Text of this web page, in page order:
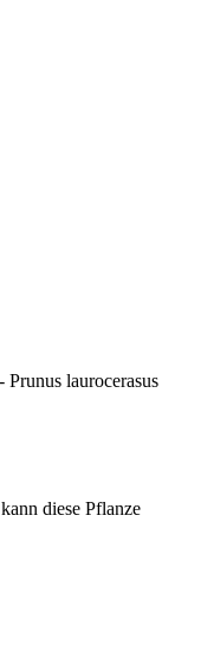
laurocerasus
diese Pflanze